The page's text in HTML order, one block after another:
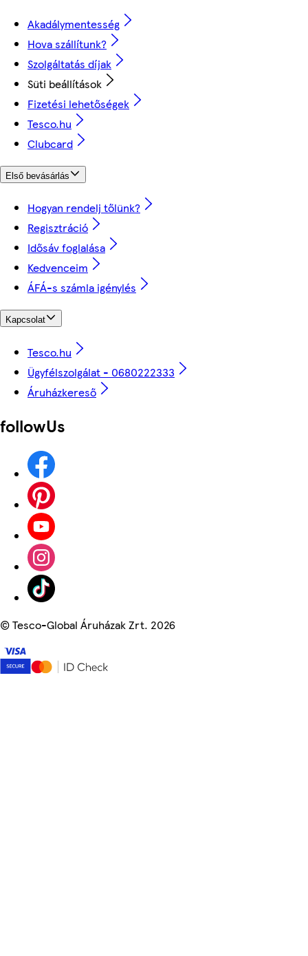
Akadálymentesség
Hova szállítunk?
Szolgáltatás díjak
Süti beállítások
Fizetési lehetőségek
Tesco.hu
Clubcard
Első bevásárlás
Hogyan rendelj tőlünk?
Regisztráció
Idősáv foglalása
Kedvenceim
ÁFÁ-s számla igénylés
Kapcsolat
Tesco.hu
Ügyfélszolgálat - 0680222333
Áruházkereső
followUs
©Tesco-Global Áruházak Zrt. 2026